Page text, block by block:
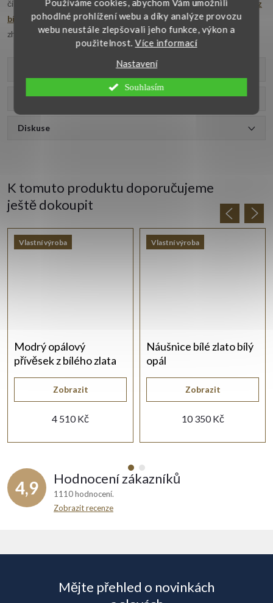
Používáme cookies, abychom Vám umožnili
pohodlné prohlížení webu a díky analýze provozu
webu neustále zlepšovali jeho funkce, výkon a
použitelnost.Více informací
Nastavení
Souhlasím
činí 10 mm. Rozměr celého přívěsku je 20x11 mm. Krásnýpřívěsek z
bílého zlataje vhodný ke každodennímu nošení a je precizně
zhotoven v naší vlastní zlatnické dílně. Doporučujeme.
Recenze
Diskuse
K tomuto produktu doporučujeme
ještě dokoupit
Vlastní výroba
Modrý opálový
přívěsek z bílého zlata
4 510 Kč
Zobrazit
Vlastní výroba
Náušnice bílé zlato bílý
opál
10 350 Kč
Zobrazit
4,9 Hodnocení zákazníků
1110 hodnocení
Zobrazit recenze
Mějte přehled o novinkách